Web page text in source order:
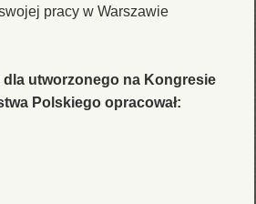
pracy w Warszawie
utworzonego na Kongresie
Polskiego opracował: